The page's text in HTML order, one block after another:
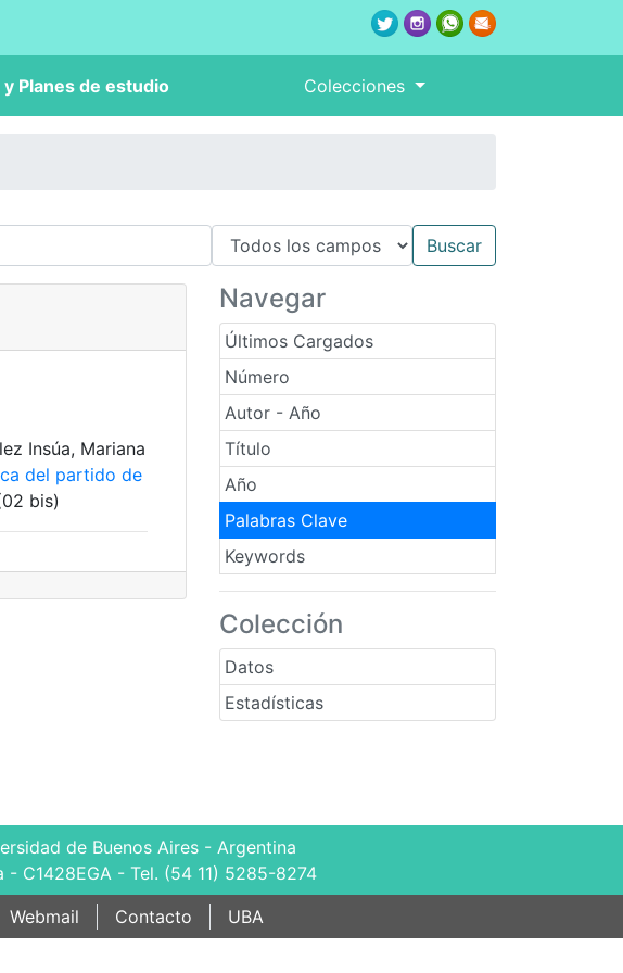
Planes de estudio Colecciones
Navegar
Últimos Cargados
Número
Autor - Año
Título
Año
Palabras Clave
Keywords
Colección
Datos
Estadísticas
Insúa, Mariana
del partido de
bis)
de Buenos Aires - Argentina
C1428EGA - Tel. (54 11) 5285-8274
Webmail Contacto UBA